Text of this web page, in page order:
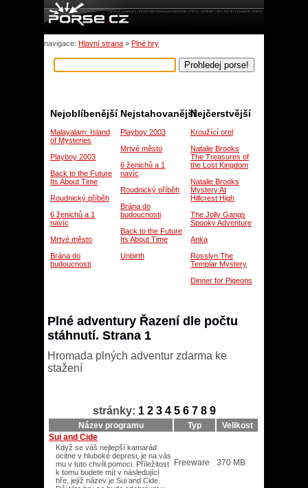
navigace: Hlavní strana » Plné hry
Nejčerstvější
Kroužící orel
Natalie Brooks
The Treasures of
the Lost Kingdom
Natalie Brooks
Mystery At
Hillcrest High
The Jolly Gangs
Spooky Adventure
Anka
Rosslyn The
Templar Mystery
Dinner for Pigeons
Nejstahovanější
Playboy 2003
Mrtvé město
6 ženichů a 1
navíc
Roudnický příběh
Brána do
budoucnosti
Back to the Future
Its About Time
Unbirth
Nejoblíbenější
Malayalam: Island
of Mysteries
Playboy 2003
Back to the Future
Its About Time
Roudnický příběh
6 ženichů a 1
navíc
Mrtvé město
Brána do
budoucnosti
Plné adventury Řazení dle počtu
stáhnutí. Strana 1
Hromada plných adventur zdarma ke
stažení
stránky: 1 2 3 4 5 6 7 8 9
Název programu Typ
Velikost
Sui and Cide
Když se váš nejlepší kamarád
ocitne v hluboké depresi, je na vás
mu v tuto chvíli pomoci. Příležitost
k tomu budete mít v následující
hře, jejíž název je Sui and Cide.
Freeware 370 MB